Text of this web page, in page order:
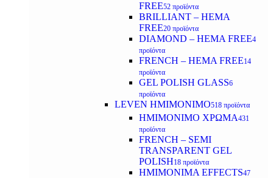
FREE52 προϊόντα
BRILLIANT – HEMA
FREE20 προϊόντα
DIAMOND – HEMA FREE4
προϊόντα
FRENCH – HEMA FREE14
προϊόντα
GEL POLISH GLASS6
προϊόντα
LEVEN ΗΜΙΜΟΝΙΜΟ518 προϊόντα
ΗΜΙΜΟΝΙΜΟ ΧΡΩΜΑ431
προϊόντα
FRENCH – SEMI
TRANSPARENT GEL
POLISH18 προϊόντα
HMIMONIMA EFFECTS47